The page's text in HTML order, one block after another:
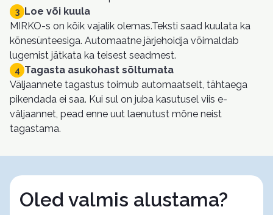
3 Loe või kuula
MIRKO-s on kõik vajalik olemas.Teksti saad kuulata ka
kõnesünteesiga. Automaatne järjehoidja võimaldab
lugemist jätkata ka teisest seadmest.
4 Tagasta asukohast sõltumata
Väljaannete tagastus toimub automaatselt, tähtaega
pikendada ei saa. Kui sul on juba kasutusel viis e-
väljaannet, pead enne uut laenutust mõne neist
tagastama.
Oled valmis alustama?